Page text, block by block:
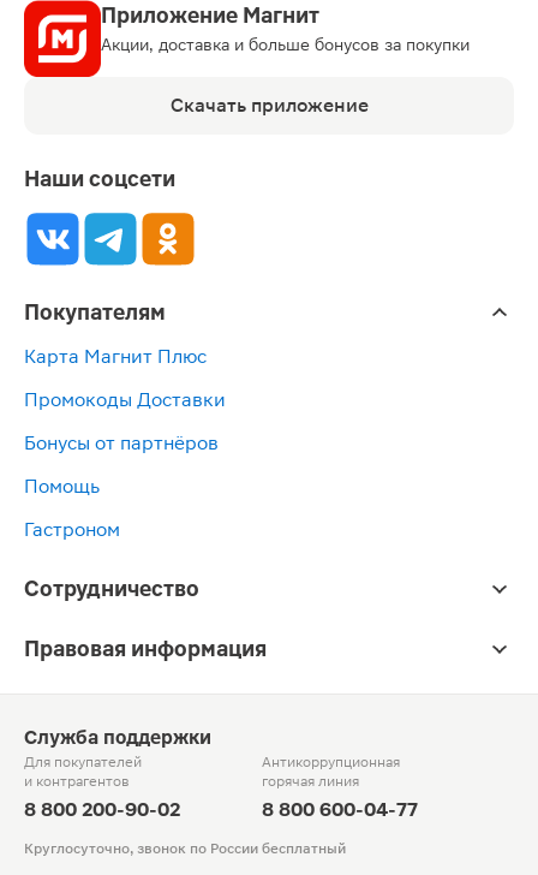
Приложение Магнит
Акции, доставка и больше бонусов за покупки
Скачать приложение
Наши соцсети
Покупателям
Карта Магнит Плюс
Промокоды Доставки
Бонусы от партнёров
Помощь
Гастроном
Сотрудничество
Правовая информация
Служба поддержки
Для покупателей
и контрагентов
8 800 200-90-02
Антикоррупционная
горячая линия
8 800 600-04-77
Круглосуточно, звонок по России бесплатный